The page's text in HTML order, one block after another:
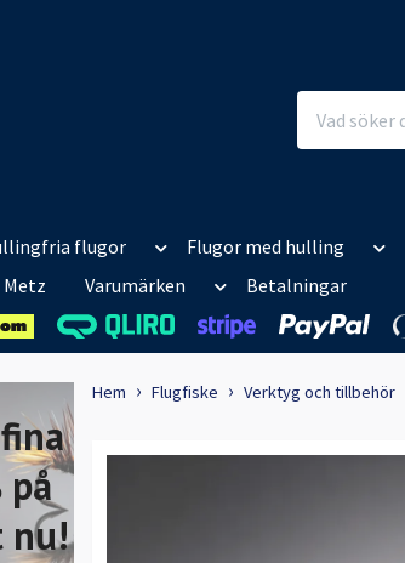
flugor Flugor med hulling
Metz Varumärken Betalningar
nu!
Hem Flugfiske Verktyg och tillbehör